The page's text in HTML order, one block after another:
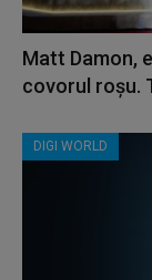
Matt Damon,
covorul roșu.
DIGI WORLD